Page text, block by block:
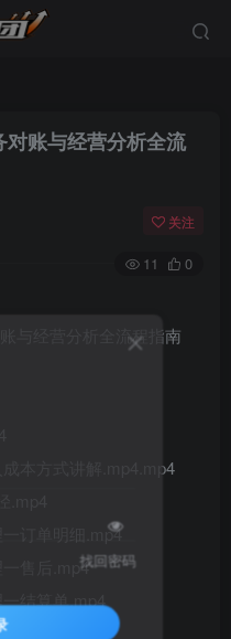
账与经营分析全流
关注
11 0
本方式讲解.mp4.mp4
订单明细.mp4
售后.mp4
结算单.mp4
资金.mp4
找回密码